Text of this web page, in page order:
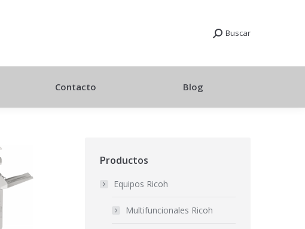
Buscar
Contacto Blog
Productos
Equipos Ricoh
Multifuncionales Ricoh